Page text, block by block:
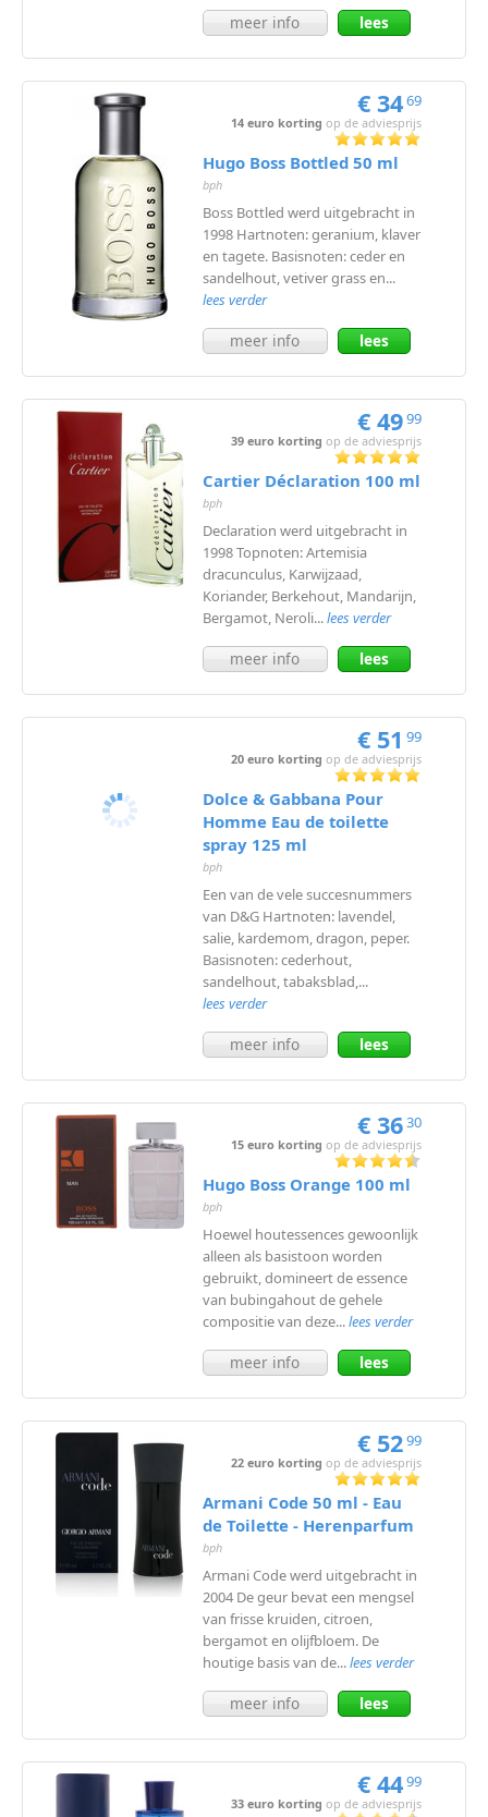
meer info
lees
€ 3469
14 euro korting op de adviesprijs
Hugo Boss Bottled 50 ml
bph
Boss Bottled werd uitgebracht in
1998 Hartnoten: geranium, klaver
en tagete. Basisnoten: ceder en
sandelhout, vetiver grass en...
lees verder
meer info
lees
€ 4999
39 euro korting op de adviesprijs
Cartier Déclaration 100 ml
bph
Declaration werd uitgebracht in
1998 Topnoten: Artemisia
dracunculus, Karwijzaad,
Koriander, Berkehout, Mandarijn,
Bergamot, Neroli...lees verder
meer info
lees
€ 51 99
20 euro korting op de adviesprijs
Dolce & Gabbana Pour
Homme Eau de toilette
spray 125 ml
bph
Een van de vele succesnummers
van D&G Hartnoten: lavendel,
salie, kardemom, dragon, peper.
Basisnoten: cederhout,
sandelhout, tabaksblad,...
lees verder
meer info
lees
€ 3630
15 euro korting op de adviesprijs
Hugo Boss Orange 100 ml
bph
Hoewel houtessences gewoonlijk
alleen als basistoon worden
gebruikt, domineert de essence
van bubingahout de gehele
compositie van deze...lees verder
meer info
lees
€ 5299
22 euro korting op de adviesprijs
Armani Code 50 ml - Eau
de Toilette - Herenparfum
bph
Armani Code werd uitgebracht in
2004 De geur bevat een mengsel
van frisse kruiden, citroen,
bergamot en olijfbloem. De
houtige basis van de...lees verder
meer info
lees
€ 4499
33 euro korting op de adviesprijs